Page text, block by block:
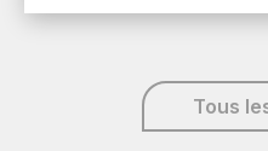
Tous